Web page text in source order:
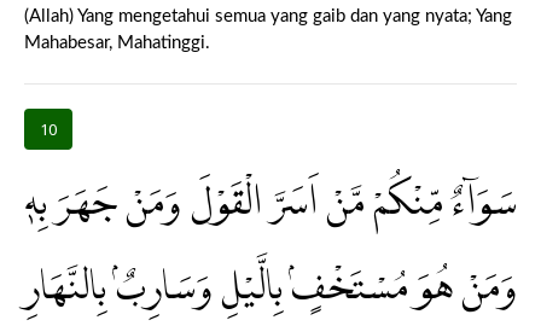
(Allah) Yang mengetahui semua yang gaib dan yang nyata; Yang
Mahabesar, Mahatinggi.
10
سَوَاۤءٌ مِّنْكُمْ مَّنْ اَسَرَّ الْقَوْلَ وَمَنْ جَهَرَ بِهٖ
وَمَنْ هُوَ مُسْتَخْفٍۢ بِالَّيْلِ وَسَارِبٌۢ بِالنَّهَارِ